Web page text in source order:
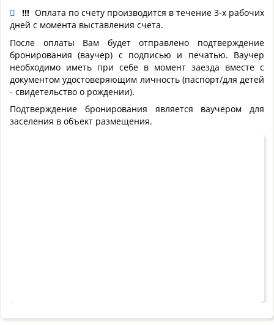
!!! Оплата по счету производится в течение 3-х рабочих
дней с момента выставления счета.
После оплаты Вам будет отправлено подтверждение
бронирования (ваучер) с подписью и печатью. Ваучер
необходимо иметь при себе в момент заезда вместе с
документом удостоверяющим личность (паспорт/для детей
- свидетельство о рождении).
Подтверждение бронирования является ваучером для
заселения в объект размещения.